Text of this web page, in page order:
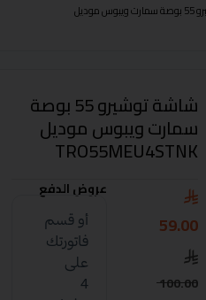
/ شاشة توشيرو 55 بوصة سمارت ويبوس موديل
شاشة توشيرو 55 بوصة
سمارت ويبوس موديل
TRO55MEU4STNK
100.00
59.00
عروض الدفع